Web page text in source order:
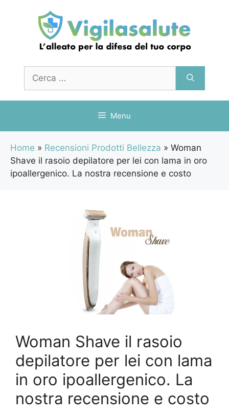
contenuto
per:
Menu
Home » Recensioni Prodotti Bellezza » Woman
Shave il rasoio depilatore per lei con lama in oro
ipoallergenico. La nostra recensione e costo
Woman Shave il rasoio
depilatore per lei con lama
in oro ipoallergenico. La
nostra recensione e costo